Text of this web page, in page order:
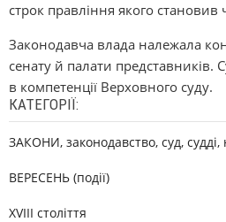
строк правління якого
Законодавча влада належала
сенату й палати представників.
в компетенції Верховного суду.
КАТЕГОРІЇ:
ЗАКОНИ, законодавство, суд,
ВЕРЕСЕНЬ (події)
XVIII століття